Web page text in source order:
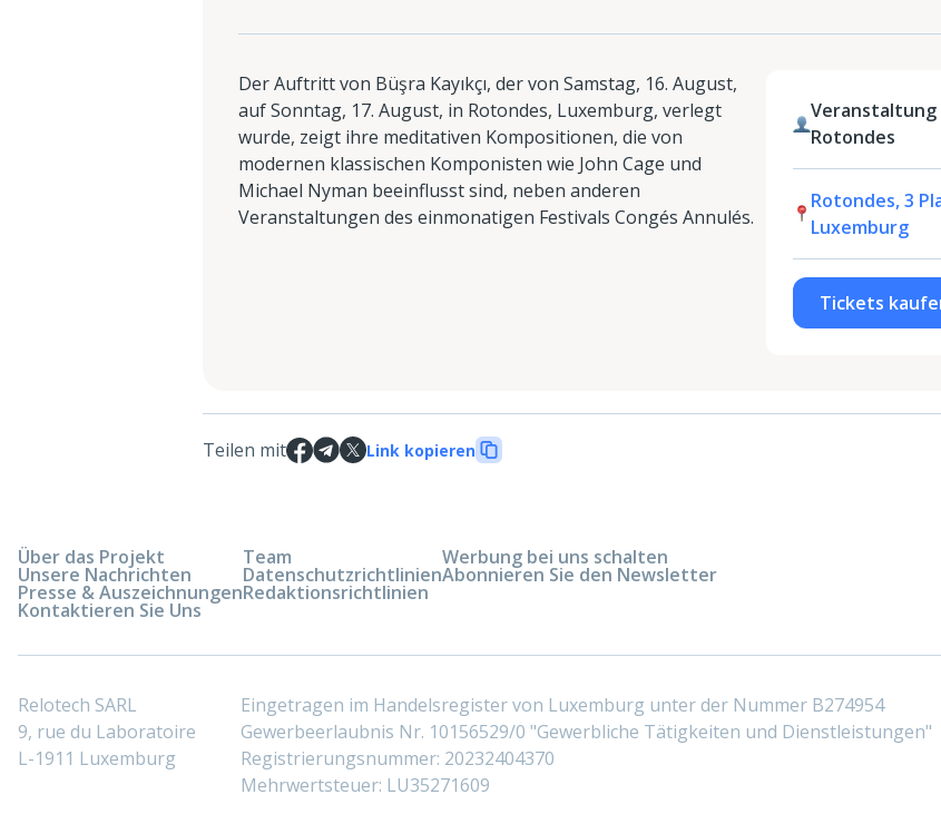
Der Auftritt von Büşra Kayıkçı, der von Samstag, 16. August,
auf Sonntag, 17. August, in Rotondes, Luxemburg, verlegt
wurde, zeigt ihre meditativen Kompositionen, die von
modernen klassischen Komponisten wie John Cage und
Michael Nyman beeinflusst sind, neben anderen
Veranstaltungen des einmonatigen Festivals Congés Annulés.
Veranstaltung
Rotondes
Rotondes, 3
Luxemburg
Tickets
Teilen mit Link kopieren
Über das Projekt
Unsere Nachrichten
Presse & Auszeichnungen
Kontaktieren Sie Uns
Team
Datenschutzrichtlinien
Redaktionsrichtlinien
Werbung bei uns schalten
Abonnieren Sie den Newsletter
Relotech SARL
9, rue du Laboratoire
L-1911 Luxemburg
Eingetragen im Handelsregister von Luxemburg unter der Nummer B274954
Gewerbeerlaubnis Nr. 10156529/0 "Gewerbliche Tätigkeiten und Dienstleistungen"
Registrierungsnummer: 20232404370
Mehrwertsteuer: LU35271609